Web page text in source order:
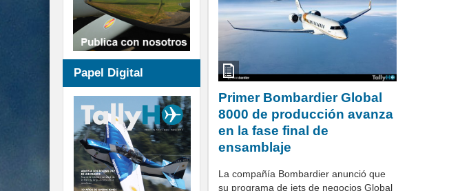
Primer Bombardier Global
8000 de producción avanza
en la fase final de
ensamblaje
La compañía Bombardier anunció que
su programa de jets de negocios Global
Papel Digital